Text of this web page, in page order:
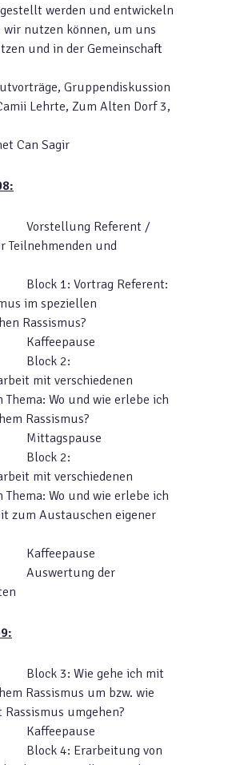
werden und entwickeln
wir nutzen können, um uns
und in der Gemeinschaft
Gruppendiskussion
Lehrte, Zum Alten Dorf 3,
Can Sagir
Vorstellung Referent /
Teilnehmenden und
Block 1: Vortrag Referent:
im speziellen
Rassismus?
Kaffeepause
Block 2:
mit verschiedenen
Thema: Wo und wie erlebe ich
Rassismus?
Mittagspause
Block 2:
mit verschiedenen
Thema: Wo und wie erlebe ich
zum Austauschen eigener
Kaffeepause
Auswertung der
Block 3: Wie gehe ich mit
Rassismus um bzw. wie
umgehen?
Kaffeepause
Block 4: Erarbeitung von